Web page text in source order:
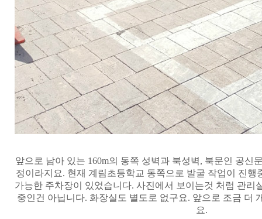
앞으로 남아 있는 160m의 동쪽 성벽과 북성벽, 북문인 공신
정이라지요. 현재 계림초등학교 동쪽으로 발굴 작업이 진행
가능한 주차장이 있었습니다. 사진에서 보이는것 처럼 관리
중인건 아닙니다. 화장실도 별도로 없구요. 앞으로 조금 더
요.